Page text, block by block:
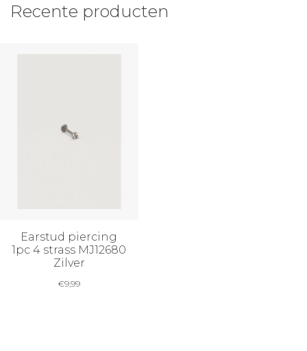
Recente producten
Earstud piercing
1pc 4 strass MJ12680
Zilver
€9,99